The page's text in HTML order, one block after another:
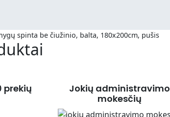
spinta be čiužinio, balta, 180x200cm, pušis
prekių
Jokių administravimo
mokesčių